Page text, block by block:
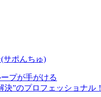
(サポんちゅ)
プが手がける
決”のプロフェッショナル！